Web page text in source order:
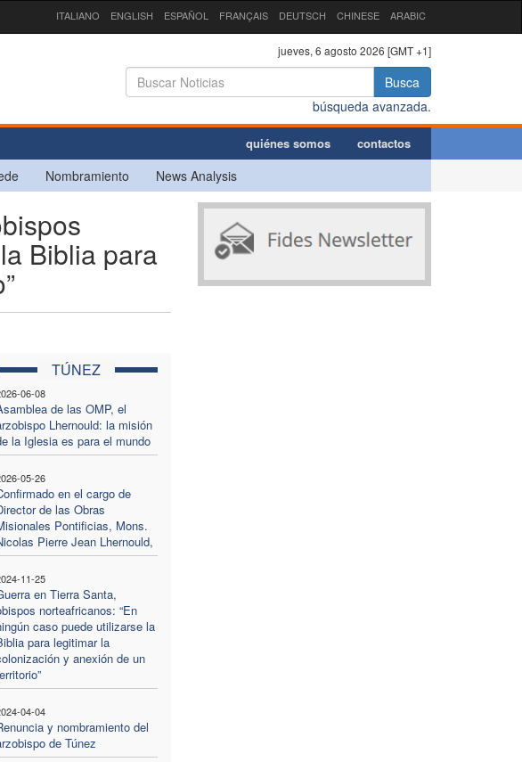
ITALIANO ENGLISH ESPAÑOL FRANÇAIS DEUTSCH CHINESE ARABIC
jueves, 6 agosto 2026 [GMT +1]
Busca
búsqueda avanzada.
quiénes somos contactos
Nombramiento News Analysis
Biblia para
TÚNEZ
06-08
de las OMP, el
Lhernould: la misión
la Iglesia es para el mundo
05-26
en el cargo de
de las Obras
Pontificias, Mons.
Pierre Jean Lhernould,
11-25
en Tierra Santa,
norteafricanos: “En
caso puede utilizarse la
para legitimar la
y anexión de un
04-04
y nombramiento del
de Túnez